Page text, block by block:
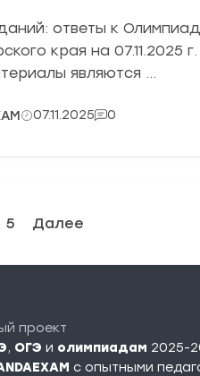
ответы к
края на 07.11.2025
являются …
07.11.2025 0
5 Далее
проект
, ОГЭ и олимпиадам 2025-
c опытными